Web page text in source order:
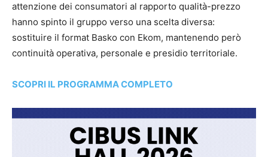
attenzione dei consumatori al rapporto qualità-prezzo
hanno spinto il gruppo verso una scelta diversa:
sostituire il format Basko con Ekom, mantenendo però
continuità operativa, personale e presidio territoriale.
SCOPRI IL PROGRAMMA COMPLETO